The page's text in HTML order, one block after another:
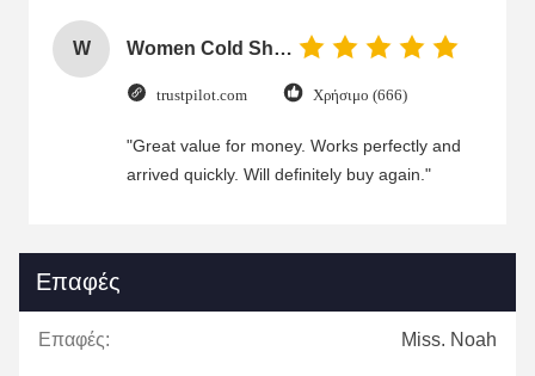
W Women Cold Shoulder V Neck Rayon Blouse
trustpilot.com Χρήσιμο (666)
"Great value for money. Works perfectly and
arrived quickly. Will definitely buy again."
Επαφές
Επαφές: Miss. Noah